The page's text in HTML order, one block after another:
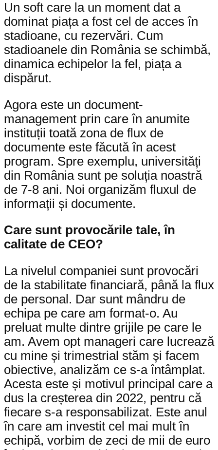
Un soft care la un moment dat a
dominat piața a fost cel de acces în
stadioane, cu rezervări. Cum
stadioanele din România se schimbă,
dinamica echipelor la fel, piața a
dispărut.
Agora este un document-
management prin care în anumite
instituții toată zona de flux de
documente este făcută în acest
program. Spre exemplu, universități
din România sunt pe soluția noastră
de 7-8 ani. Noi organizăm fluxul de
informații și documente.
Care sunt provocările tale, în
calitate de CEO?
La nivelul companiei sunt provocări
de la stabilitate financiară, până la flux
de personal. Dar sunt mândru de
echipa pe care am format-o. Au
preluat multe dintre grijile pe care le
am. Avem opt manageri care lucrează
cu mine și trimestrial stăm și facem
obiective, analizăm ce s-a întâmplat.
Acesta este și motivul principal care a
dus la creșterea din 2022, pentru că
fiecare s-a responsabilizat. Este anul
în care am investit cel mai mult în
echipă, vorbim de zeci de mii de euro